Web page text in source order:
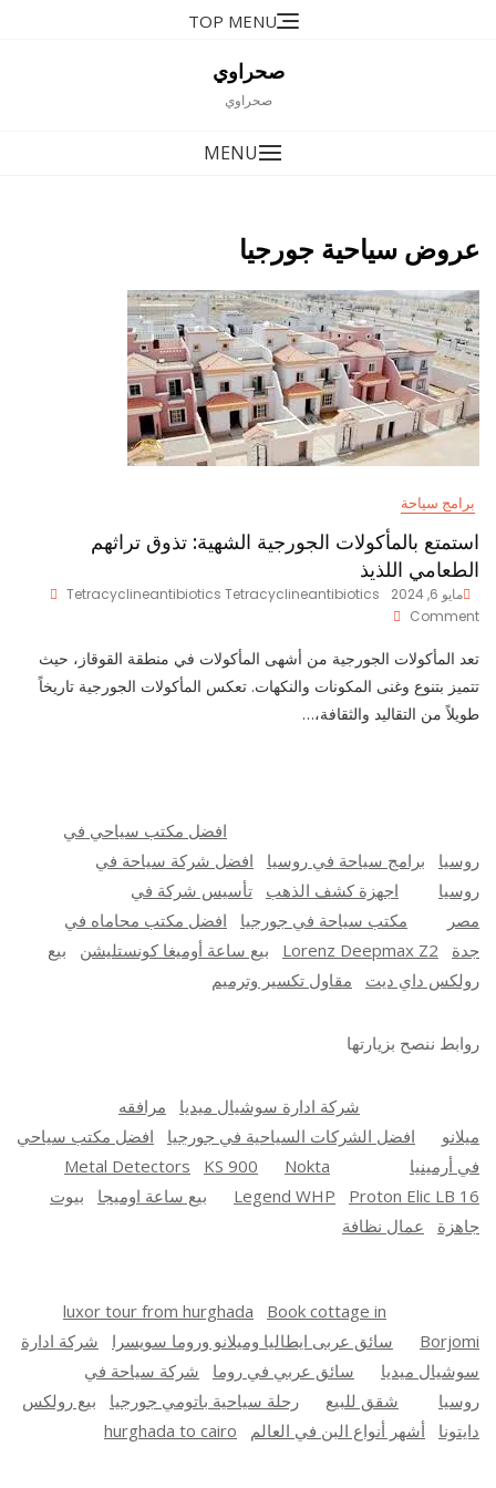
TOP MENU
صحراوي
صحراوي
MENU
عروض سياحية جورجيا
برامج سياحة
استمتع بالمأكولات الجورجية الشهية: تذوق تراثهم
الطعامي اللذيذ
مايو 6, 2024
Tetracyclineantibiotics Tetracyclineantibiotics
Comment
بالمأكولات
الجورجية
الشهية:
تذوق
تعد المأكولات الجورجية من أشهى المأكولات في منطقة القوقاز، حيث
تتميز بتنوع وغنى المكونات والنكهات. تعكس المأكولات الجورجية تاريخاً
طويلاً من التقاليد والثقافة،…
افضل مكتب سياحي في
روسيا
برامج سياحة في روسيا
افضل شركة سياحة في
روسيا
اجهزة كشف الذهب
تأسيس شركة في
مصر
مكتب سياحة في جورجيا
افضل مكتب محاماه في
جدة
Lorenz Deepmax Z2 بيع ساعة أوميغا كونستليشن
بيع
رولكس داي ديت
مقاول تكسير وترميم
روابط ننصح بزيارتها
شركة ادارة سوشيال ميديا
مرافقه
ميلانو
افضل الشركات السياحية في جورجيا
افضل مكتب سياحي
في أرمينيا
Metal Detectors KS 900
Nokta
Legend WHP
Proton Elic LB 16 بيع ساعة اوميجا
بيوت
جاهزة
عمال نظافة
luxor tour from hurghada
Book cottage in
Borjomi
سائق عربى ايطاليا وميلانو وروما سويسرا
شركة ادارة
سوشيال ميديا
سائق عربي في روما
شركة سياحة في
روسيا
شقق للبيع رحلة سياحية باتومي جورجيا
بيع رولكس
دايتونا
أشهر أنواع البن في العالم hurghada to cairo